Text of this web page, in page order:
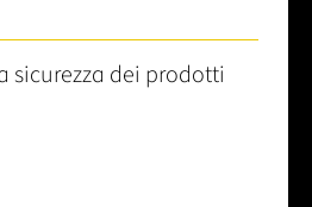
sicurezza dei prodotti